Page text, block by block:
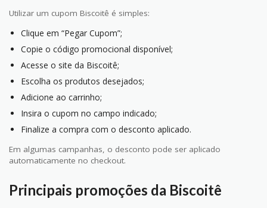
Utilizar um cupom Biscoitê é simples:
Clique em “Pegar Cupom”;
Copie o código promocional disponível;
Acesse o site da Biscoitê;
Escolha os produtos desejados;
Adicione ao carrinho;
Insira o cupom no campo indicado;
Finalize a compra com o desconto aplicado.
Em algumas campanhas, o desconto pode ser aplicado
automaticamente no checkout.
Principais promoções da Biscoitê